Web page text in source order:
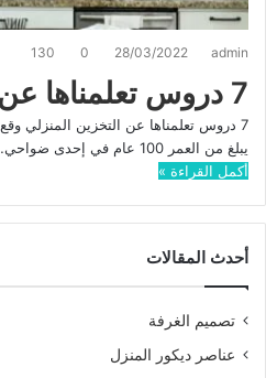
admin
28/03/2022
0
130
7 دروس تعلمناها عن التخزين المنزل
7 دروس تعلمناها عن التخزين المنزلي
يبلغ من العمر 100 عام في إحدى ضواحي…
أكمل القراءة »
أحدث المقالات
تصميم الغرفة
عناصر ديكور المنزل